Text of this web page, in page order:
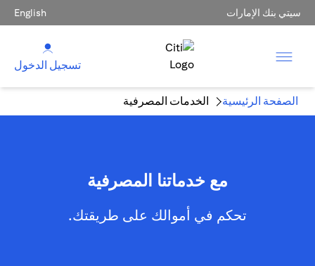
سيتي بنك الإمارات English
تسجيل الدخول
الصفحة الرئيسية الخدمات المصرفية
مع خدماتنا المصرفية
تحكم في أموالك على طريقتك.